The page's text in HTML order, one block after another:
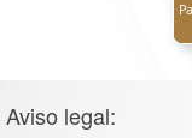
Aviso legal: